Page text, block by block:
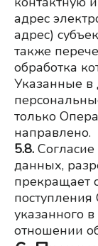
адрес
адрес)
также
обработка
Указанные в
только
направлено.
5.8.
данных,
прекращает
поступления
указанного
отношении